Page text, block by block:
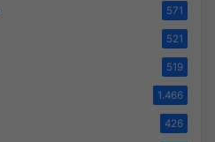
571
521
519
1.466
426